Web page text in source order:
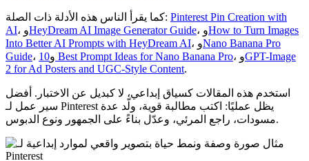
كما يقرأ الناس هذه الأدلة ذات الصلة: Pinterest Pin Creation with
AI ، وHeyDream AI Image Generator Guide ، وHow to Turn Images
Into Better AI Prompts with HeyDream AI ، وNano Banana Pro
Guide
، و 10 Best Prompt Ideas for Nano Banana Pro ، وGPT-Image
2 for Ad Posters and UGC-Style Content.
استخدم هذه المقالات كسياق إبداعي، لا كبديل عن الاختبار. أفضل
سير عمل لـ Pinterest يظل عمليًا: اكتب مطالبة قوية، ولّد عدة
مسودات، راجع المرئي، وعدّل بناءً على الجمهور ونوع الدبوس.